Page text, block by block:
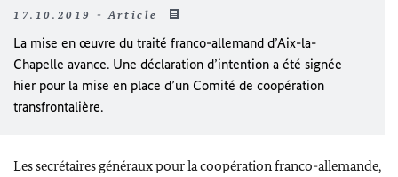
17.10.2019 - Article
La mise en œuvre du traité franco-allemand d’Aix-la-
Chapelle avance. Une déclaration d’intention a été signée
hier pour la mise en place d’un Comité de coopération
transfrontalière.
Les secrétaires généraux pour la coopération franco-allemande,